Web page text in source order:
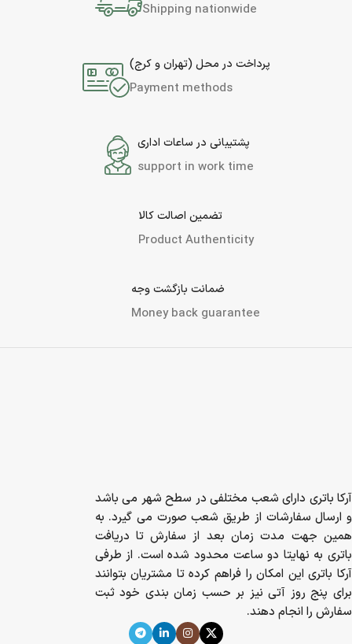
Shipping nationwide
پرداخت در محل (تهران و کرج)
Payment methods
پشتیبانی در ساعات اداری
support in work time
تضمین اصالت کالا
Product Authenticity
ضمانت بازگشت وجه
Money back guarantee
آرکا باتری دارای شعب مختلفی در سطح شهر می باشد
و ارسال سفارشات از طریق شعب صورت می گیرد. به
همین جهت مدت زمان بعد از سفارش تا دریافت
باتری به نهایتا دو ساعت محدود شده است. از طرفی
آرکا باتری این امکان را فراهم کرده تا مشتریان بتوانند
برای پنج روز آتی نیز بر حسب زمان بندی خود ثبت
سفارش را انجام دهند.